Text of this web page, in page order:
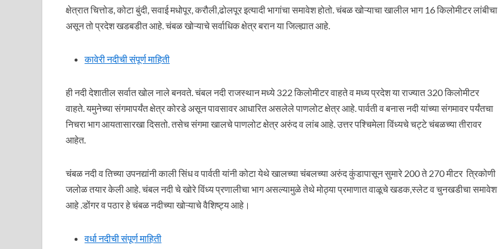
क्षेत्रात चित्तोड, कोटा बुंदी, सवाई मधोपूर, करौली,ढोलपूर इत्यादी भागांचा समावेश होतो. चंबळ खोऱ्याचा खालील भाग 16 किलोमीटर लांबीचा
असून तो प्रदेश खडबडीत आहे. चंबळ खोऱ्याचे सर्वाधिक क्षेत्र बरान या जिल्ह्यात आहे.
कावेरी नदीची संपूर्ण माहिती
ही नदी देशातील सर्वात खोल नाले बनवते. चंबल नदी राजस्थान मध्ये 322 किलोमीटर वाहते व मध्य प्रदेश या राज्यात 320 किलोमीटर
वाहते. यमुनेच्या संगमापर्यंत क्षेत्र कोरडे असून पावसावर आधारित असलेले पाणलोट क्षेत्र आहे. पार्वती व बनास नदी यांच्या संगमावर पर्यंतचा
निचरा भाग आयतासारखा दिसतो. तसेच संगमा खालचे पाणलोट क्षेत्र अरुंद व लांब आहे. उत्तर पश्चिमेला विंध्यचे चट्टे चंबळच्या तीरावर
आहेत.
चंबळ नदी व तिच्या उपनद्यांनी काली सिंध व पार्वती यांनी कोटा येथे खालच्या चंबलच्या अरुंद कुंडापासून सुमारे 200 ते 270 मीटर त्रिकोणी
जलोळ तयार केली आहे. चंबल नदी चे खोरे विंध्य प्रणालीचा भाग असल्यामुळे तेथे मोठ्या प्रमाणात वाळूचे खडक,स्लेट व चुनखडीचा समावेश
आहे .डोंगर व पठार हे चंबळ नदीच्या खोऱ्याचे वैशिष्ट्य आहे।
वर्धा नदीची संपूर्ण माहिती